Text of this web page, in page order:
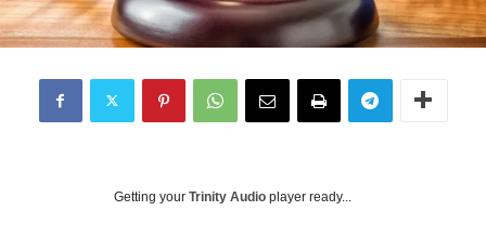
Getting your Trinity Audio player ready...